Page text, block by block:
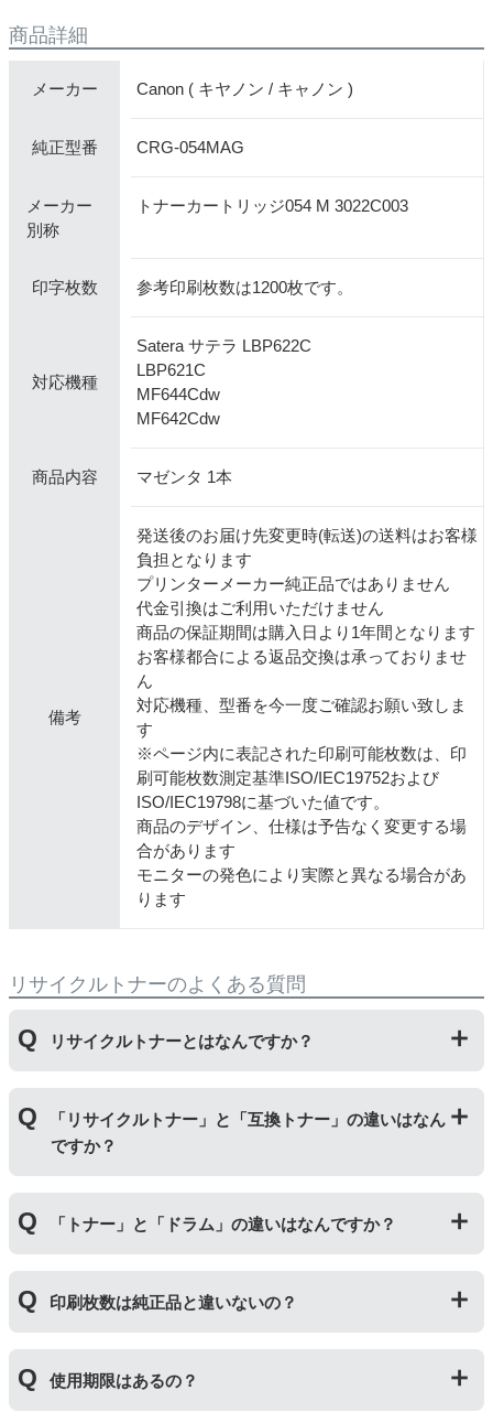
商品詳細
メーカー Canon ( キヤノン / キャノン )
純正型番 CRG-054MAG
メーカー
別称
トナーカートリッジ054 M 3022C003
印字枚数 参考印刷枚数は1200枚です。
対応機種
Satera サテラ LBP622C
LBP621C
MF644Cdw
MF642Cdw
商品内容 マゼンタ 1本
備考
発送後のお届け先変更時(転送)の送料はお客様
負担となります
プリンターメーカー純正品ではありません
代金引換はご利用いただけません
商品の保証期間は購入日より1年間となります
お客様都合による返品交換は承っておりませ
ん
対応機種、型番を今一度ご確認お願い致しま
す
※ページ内に表記された印刷可能枚数は、印
刷可能枚数測定基準ISO/IEC19752および
ISO/IEC19798に基づいた値です。
商品のデザイン、仕様は予告なく変更する場
合があります
モニターの発色により実際と異なる場合があ
ります
リサイクルトナーのよくある質問
リサイクルトナーとはなんですか？
にて洗浄やトナー(粉)充填をしたうえで、再度販売して
いる商品です。
純正品に比べて、印刷代を節約することができます。
「リサイクルトナー」と「互換トナー」の違いはなん
ですか？
ッジを国内で1本づつ丁寧に製造しているため、比較的
不具合の起きにくい商品です。
「互換トナー」は純正品を模して製造された大量生産さ
れた商品のため、お求めやすい価格になっております。
「トナー」と「ドラム」の違いはなんですか？
ートリッジのことです。「ドラム(感光体ユニット)」は
トナーを用紙に写すためのもので、トナーカートリッジ
の器にあたる部分になります。
トナーとドラムはそれぞれ印字できる枚数が異なってい
印刷枚数は純正品と違いないの？
一部型番は、純正品より多く印刷が可能なエコッテオリ
ジナルの【特別増量版】もございます。
使用期限はあるの？